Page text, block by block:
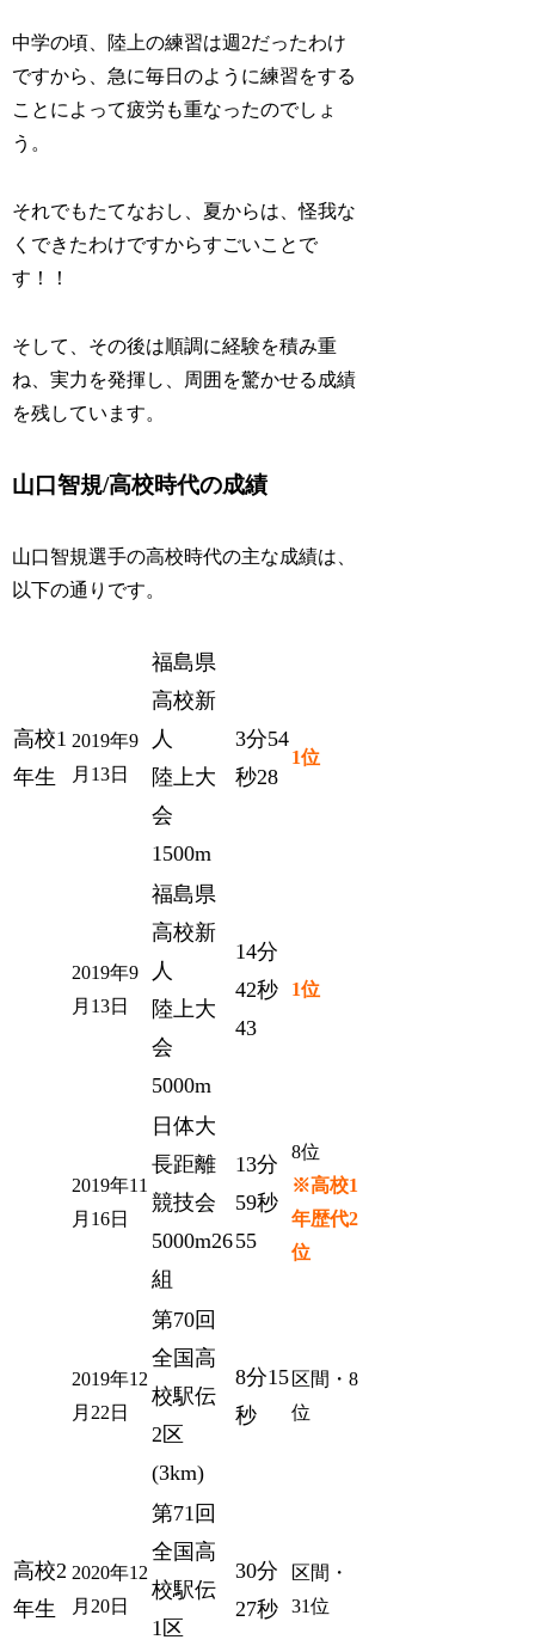
中学の頃、陸上の練習は週2だったわけ
ですから、急に毎日のように練習をする
ことによって疲労も重なったのでしょ
う。
それでもたてなおし、夏からは、怪我な
くできたわけですからすごいことで
す！！
そして、その後は順調に経験を積み重
ね、実力を発揮し、周囲を驚かせる成績
を残しています。
山口智規/高校時代の成績
山口智規選手の高校時代の主な成績は、
以下の通りです。
高校1
年生
2019年9
月13日
福島県
高校新
人
陸上大
会
1500m
3分54
秒28
1位
2019年9
月13日
福島県
高校新
人
陸上大
会
5000m
14分
42秒
43
1位
2019年11
月16日
日体大
長距離
競技会
5000m26
組
13分
59秒
55
8位
※高校1
年歴代2
位
2019年12
月22日
第70回
全国高
校駅伝
2区
(3km)
8分15
秒
区間・8
位
高校2
年生
2020年12
月20日
第71回
全国高
校駅伝
1区
30分
27秒
区間・
31位